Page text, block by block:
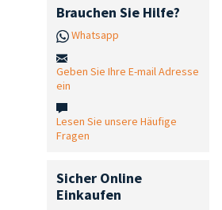
Brauchen Sie Hilfe?
Whatsapp
Geben Sie Ihre E-mail Adresse
ein
Lesen Sie unsere Häufige
Fragen
Sicher Online
Einkaufen